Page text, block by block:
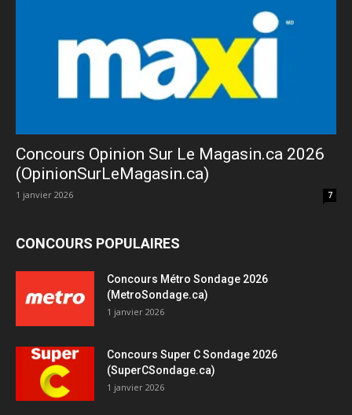
Concours Opinion Sur Le Magasin.ca 2026
(OpinionSurLeMagasin.ca)
1 janvier 2026 7
CONCOURS POPULAIRES
Concours Métro Sondage 2026
(MetroSondage.ca)
1 janvier 2026
Concours Super C Sondage 2026
(SuperCSondage.ca)
1 janvier 2026